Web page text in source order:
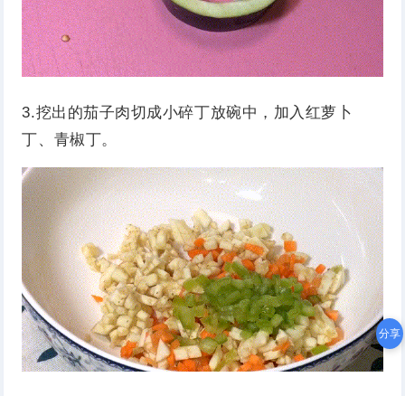
3.挖出的茄子肉切成小碎丁放碗中，加入红萝卜
丁、青椒丁。
分享